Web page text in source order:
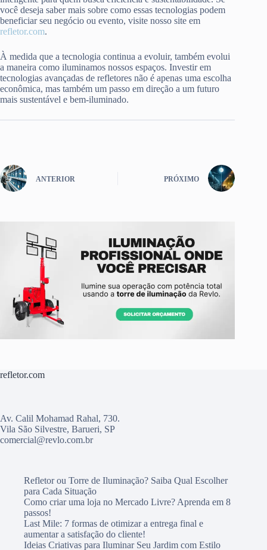
você deseja saber mais sobre como essas tecnologias podem
beneficiar seu negócio ou evento, visite nosso site em
refletor.com.
À medida que a tecnologia continua a evoluir, também evolui
a maneira como iluminamos nossos espaços. Investir em
tecnologias avançadas de refletores não é apenas uma escolha
econômica, mas também um passo em direção a um futuro
mais sustentável e bem-iluminado.
ANTERIOR PRÓXIMO
refletor.com
Av. Calil Mohamad Rahal, 730.
Vila São Silvestre, Barueri, SP
comercial@revlo.com.br
Refletor ou Torre de Iluminação? Saiba Qual Escolher
para Cada Situação
Como criar uma loja no Mercado Livre? Aprenda em 8
passos!
Last Mile: 7 formas de otimizar a entrega final e
aumentar a satisfação do cliente!
Ideias Criativas para Iluminar Seu Jardim com Estilo